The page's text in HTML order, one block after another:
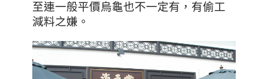
至連一般平價烏龜也不一定有，有偷工
減料之嫌。